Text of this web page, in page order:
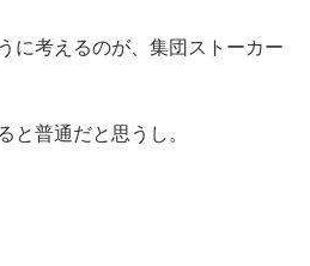
に考えるのが、集団ストーカー
と普通だと思うし。